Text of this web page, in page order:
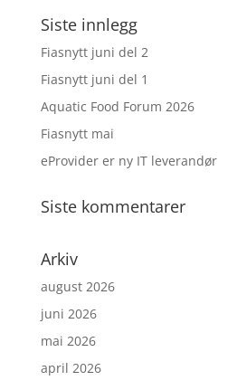
Siste innlegg
Fiasnytt juni del 2
Fiasnytt juni del 1
Aquatic Food Forum 2026
Fiasnytt mai
eProvider er ny IT leverandør
Siste kommentarer
Arkiv
august 2026
juni 2026
mai 2026
april 2026